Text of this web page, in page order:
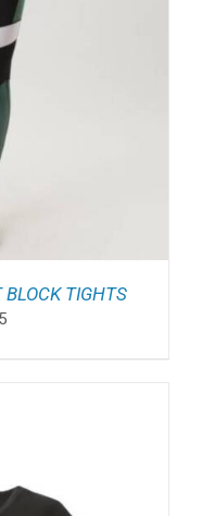
BLOCK TIGHTS
Huidige